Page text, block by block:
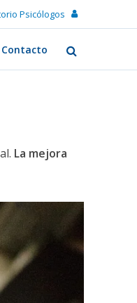
Psicólogos
Contacto
La mejora